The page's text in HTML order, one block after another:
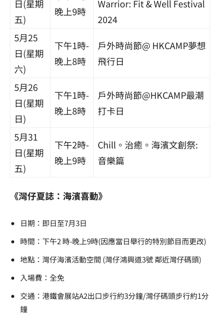
日(星期
五)
晚上9時
Warrior: Fit & Well Festival
2024
5月25
日(星期
六)
下午1時-
晚上8時
戶外時尚節@ HKCAMP夢想
飛行日
5月26
日(星期
日)
下午1時-
晚上8時
戶外時尚節@HKCAMP最潮
打卡日
5月31
日(星期
五)
下午2時-
晚上9時
Chill。治癒。海濱文創祭:
音樂篇
《灣仔夏誌：海濱喜動》
日期：即日至7月3日
時間：下午2 時-晚上9時(因應當日舉行的特別節目而更改)
地點：灣仔海濱活動空間 (灣仔鴻興道3號 鄰近灣仔碼頭)
入場費：全免
交通：港鐵會展站A2出口步行約3分鐘/灣仔碼頭步行約1分
鐘